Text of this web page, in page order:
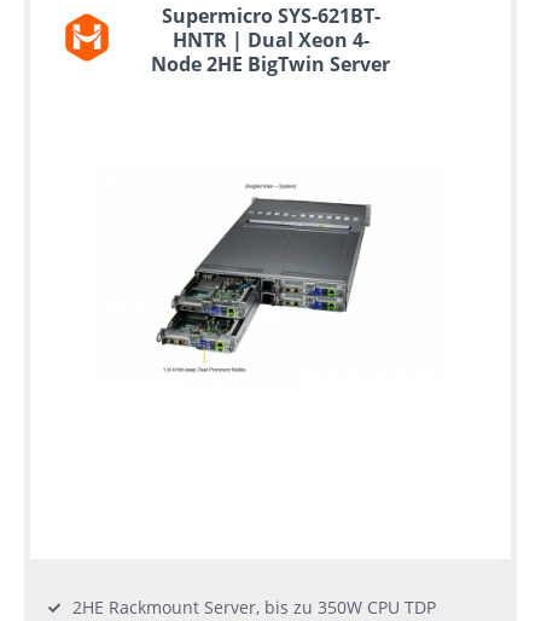
Supermicro SYS-621BT-
HNTR | Dual Xeon 4-
Node 2HE BigTwin Server
2HE Rackmount Server, bis zu 350W CPU TDP